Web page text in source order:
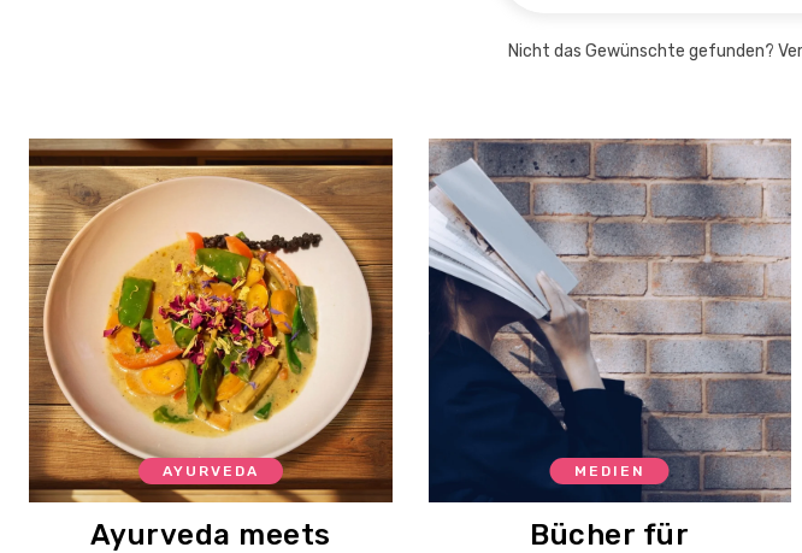
Nicht das Gewünschte gefunden?
AYURVEDA
Ayurveda meets
MEDIEN
Bücher für